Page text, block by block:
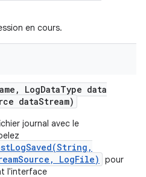
en cours.
, LogDataType data
dataStream)
journal avec le
LogFile)
pour
l'interface